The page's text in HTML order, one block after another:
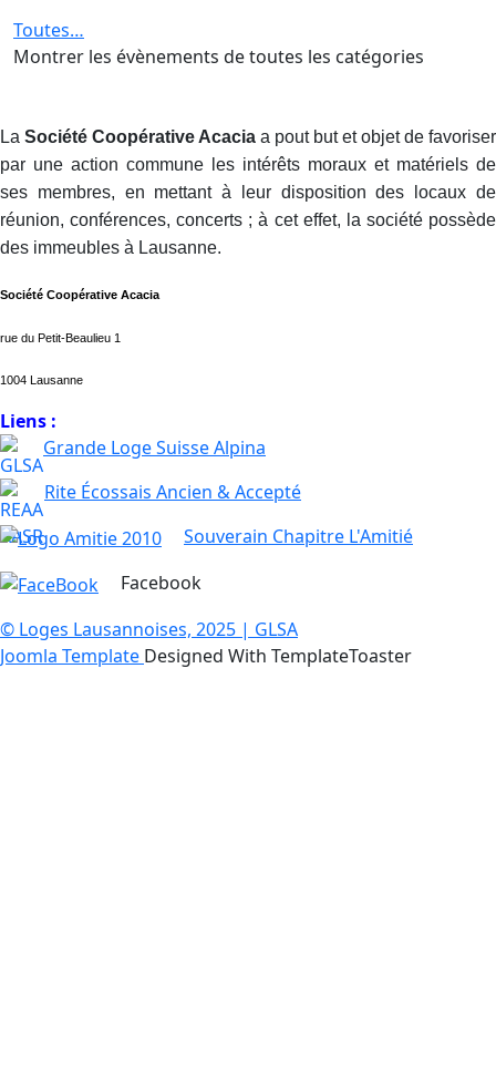
Toutes…
Montrer les évènements de toutes les catégories
La Société Coopérative Acacia a pout but et objet de favoriser
par une action commune les intérêts moraux et matériels de
ses membres, en mettant à leur disposition des locaux de
réunion, conférences, concerts ; à cet effet, la société possède
des immeubles à Lausanne.
Société Coopérative Acacia
rue du Petit-Beaulieu 1
1004 Lausanne
Liens :
Grande Loge Suisse Alpina
Rite Écossais Ancien & Accepté
Souverain Chapitre L'Amitié
Facebook
© Loges Lausannoises, 2025 | GLSA
Joomla Template Designed With TemplateToaster